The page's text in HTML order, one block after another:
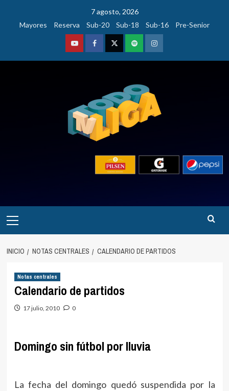
contenido
7 agosto, 2026
Mayores
Reserva Sub-20 Sub-18 Sub-16 Pre-Senior
YoutubeFacebookTwitterPodcastInstagram
principal
INICIO NOTAS CENTRALES CALENDARIO DE PARTIDOS
Notas centrales
Calendario de partidos
17 julio, 2010 0
Domingo sin fútbol por lluvia
La fecha del domingo quedó suspendida por la